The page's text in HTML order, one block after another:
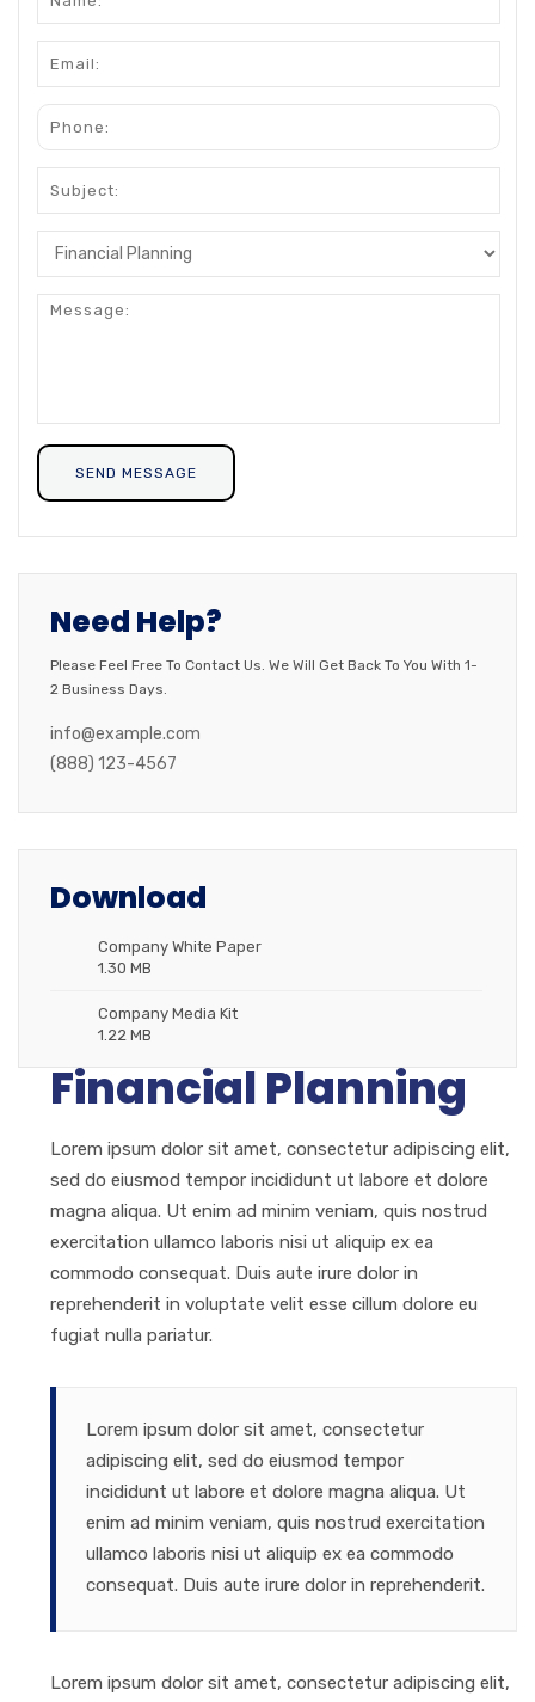
Need Help?
Please Feel Free To Contact Us. We Will Get Back To You With 1-
2 Business Days.
info@example.com
(888) 123-4567
Download
Company White Paper
1.30 MB
Company Media Kit
1.22 MB
Financial Planning
Lorem ipsum dolor sit amet, consectetur adipiscing elit,
sed do eiusmod tempor incididunt ut labore et dolore
magna aliqua. Ut enim ad minim veniam, quis nostrud
exercitation ullamco laboris nisi ut aliquip ex ea
commodo consequat. Duis aute irure dolor in
reprehenderit in voluptate velit esse cillum dolore eu
fugiat nulla pariatur.
Lorem ipsum dolor sit amet, consectetur
adipiscing elit, sed do eiusmod tempor
incididunt ut labore et dolore magna aliqua. Ut
enim ad minim veniam, quis nostrud exercitation
ullamco laboris nisi ut aliquip ex ea commodo
consequat. Duis aute irure dolor in reprehenderit.
Lorem ipsum dolor sit amet, consectetur adipiscing elit,